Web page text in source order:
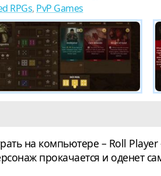
RPGs, PvP Games
на компьютере – Roll
прокачается и оденет